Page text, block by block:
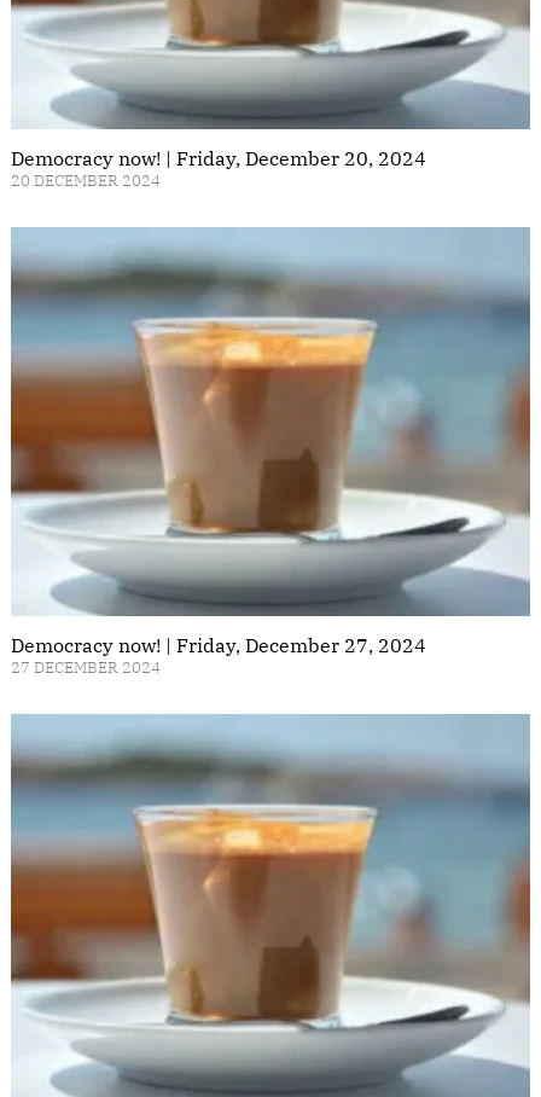
Democracy now! | Friday, December 20, 2024
20 DECEMBER 2024
Democracy now! | Friday, December 27, 2024
27 DECEMBER 2024